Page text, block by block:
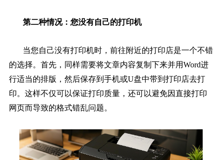
第二种情况：您没有自己的打印机
当您自己没有打印机时，前往附近的打印店是一个不错
的选择。首先，同样需要将文章内容复制下来并用Word进
行适当的排版，然后保存到手机或U盘中带到打印店去打
印。这样不仅可以保证打印质量，还可以避免因直接打印
网页而导致的格式错乱问题。